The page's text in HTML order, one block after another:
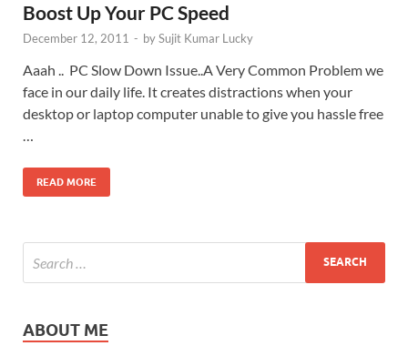
Boost Up Your PC Speed
December 12, 2011 - bySujit Kumar Lucky
Aaah .. PC Slow Down Issue..A Very Common Problem we
face in our daily life. It creates distractions when your
desktop or laptop computer unable to give you hassle free
READ MORE
ABOUT ME